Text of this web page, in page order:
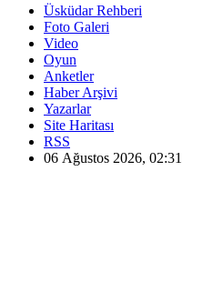
Üsküdar Rehberi
Foto Galeri
Video
Oyun
Anketler
Haber Arşivi
Yazarlar
Site Haritası
RSS
06 Ağustos 2026, 02:31